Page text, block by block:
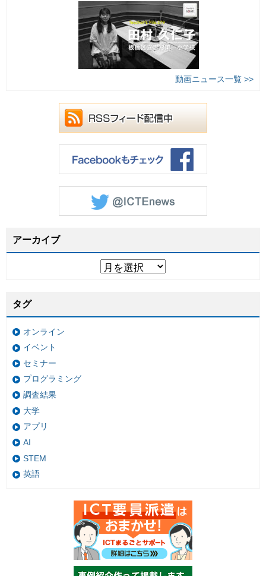
動画ニュース一覧 >>
アーカイブ
タグ
オンライン
イベント
セミナー
プログラミング
調査結果
大学
アプリ
AI
STEM
英語